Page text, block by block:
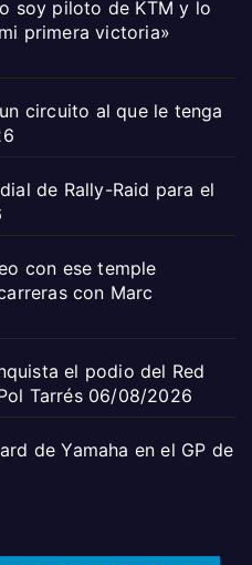
soy piloto de KTM y lo
primera victoria»
circuito al que le tenga
de Rally-Raid para el
con ese temple
con Marc
el podio del Red
Tarrés 06/08/2026
de Yamaha en el GP de